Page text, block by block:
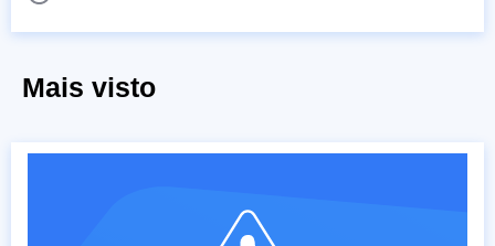
Mais visto